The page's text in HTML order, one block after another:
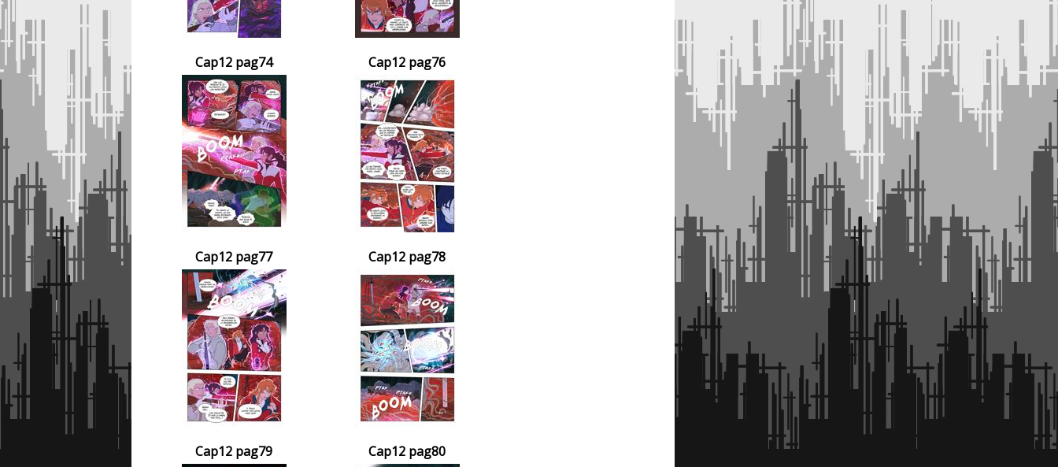
Cap12 pag74 Cap12 pag76
Cap12 pag77 Cap12 pag78
Cap12 pag79 Cap12 pag80